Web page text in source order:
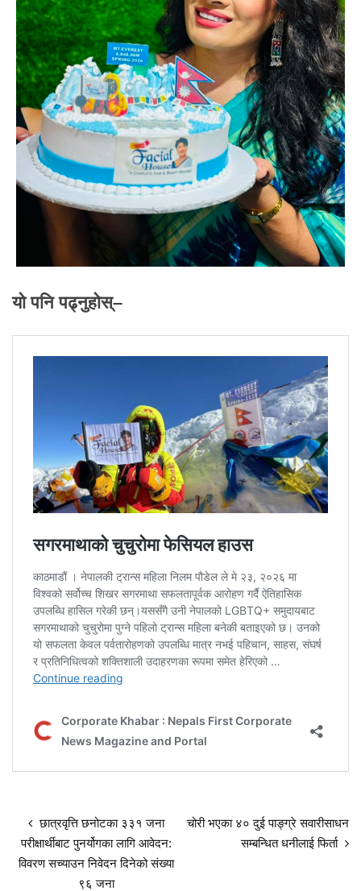
यो पनि पढ्नुहोस्–
छात्रवृत्ति छनोटका ३३१ जना
परीक्षार्थीबाट पुनर्योगका लागि आवेदन:
विवरण सच्याउन निवेदन दिनेको संख्या
९६ जना
चोरी भएका ४० दुई पाङ्ग्रे सवारीसाधन
सम्बन्धित धनीलाई फिर्ता